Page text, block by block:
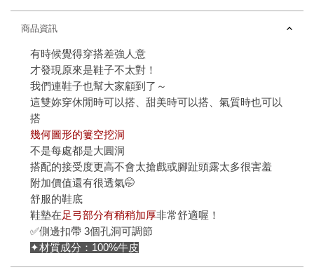
商品資訊
有時候覺得穿搭差強人意
才發現原來是鞋子不太對！
我們連鞋子也幫大家顧到了～
這雙妳穿休閒時可以搭、甜美時可以搭、氣質時也可以
搭
幾何圖形的簍空挖洞
不是每處都是大圓洞
搭配的接受度更高不會太搶戲或腳趾頭露太多很害羞
附加價值還有很透氣🤭
舒服的鞋底
鞋墊在足弓部分有稍稍加厚非常舒適喔！
✅側邊扣帶 3個孔洞可調節
✦材質成分：100%牛皮